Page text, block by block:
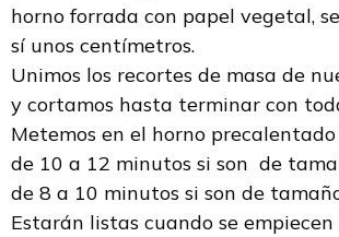
horno forrada con papel vegetal,
sí unos centímetros.
Unimos los recortes de masa de
y cortamos hasta terminar con
Metemos en el horno precalentado
de 10 a 12 minutos si son de
de 8 a 10 minutos si son de
Estarán listas cuando se